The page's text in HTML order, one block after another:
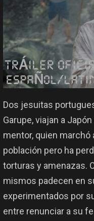
Dos jesuitas
Garupe, viajan a
mentor, quien marchó
población pero ha
torturas y amenazas.
mismos padecen en
experimentados por
entre renunciar a su